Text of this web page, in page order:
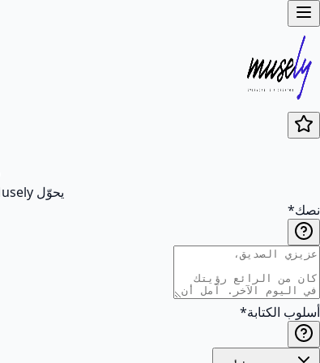
يحوّل Musely النص المكتوب إلى صفحة بخط يد واقعية: اختر النمط والورق والحبر، ونزّل PNG في 30-60 ثانية.
نصك*
أسلوب الكتابة*